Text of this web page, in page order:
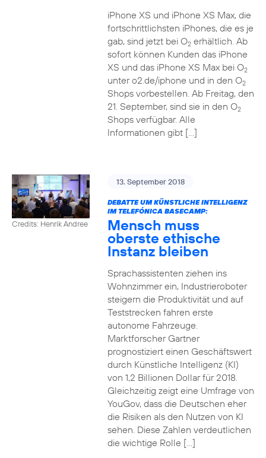
iPhone XS und iPhone XS Max, die
fortschrittlichsten iPhones, die es je
gab, sind jetzt bei O2erhältlich. Ab
sofort können Kunden das iPhone
XS und das iPhone XS Max bei O2
unter o2.de/iphone und in den O2
Shops vorbestellen. Ab Freitag, den
21. September, sind sie in den O2
Shops verfügbar. Alle
Informationen gibt […]
Credits: Henrik Andree
13. September 2018
DEBATTE UM KÜNSTLICHE INTELLIGENZ
IM TELEFÓNICA BASECAMP:
Mensch muss
oberste ethische
Instanz bleiben
Sprachassistenten ziehen ins
Wohnzimmer ein, Industrieroboter
steigern die Produktivität und auf
Teststrecken fahren erste
autonome Fahrzeuge.
Marktforscher Gartner
prognostiziert einen Geschäftswert
durch Künstliche Intelligenz (KI)
von 1,2 Billionen Dollar für 2018.
Gleichzeitig zeigt eine Umfrage von
YouGov, dass die Deutschen eher
die Risiken als den Nutzen von KI
sehen. Diese Zahlen verdeutlichen
die wichtige Rolle […]